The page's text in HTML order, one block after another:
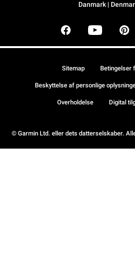
Danmark |
© Garmin Ltd. eller dets datterselskaber.
Sitemap Betingelser
Beskyttelse af personlige
Overholdelse Digital